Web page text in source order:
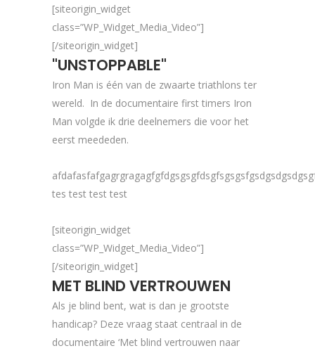
[siteorigin_widget
class=”WP_Widget_Media_Video”]
[/siteorigin_widget]
"UNSTOPPABLE"
Iron Man is één van de zwaarte triathlons ter
wereld. In de documentaire first timers Iron
Man volgde ik drie deelnemers die voor het
eerst meededen.
tes test test test
[siteorigin_widget
class=”WP_Widget_Media_Video”]
[/siteorigin_widget]
MET BLIND VERTROUWEN
Als je blind bent, wat is dan je grootste
handicap? Deze vraag staat centraal in de
documentaire ‘Met blind vertrouwen naar